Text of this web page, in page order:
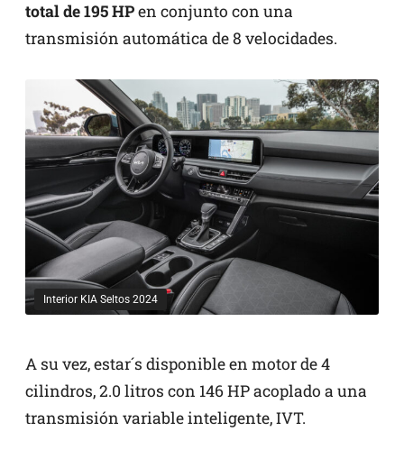
total de 195 HPen conjunto con una
transmisión automática de 8 velocidades.
Interior KIA Seltos 2024
A su vez, estar´s disponible en motor de 4
cilindros, 2.0 litros con 146 HP acoplado a una
transmisión variable inteligente, IVT.